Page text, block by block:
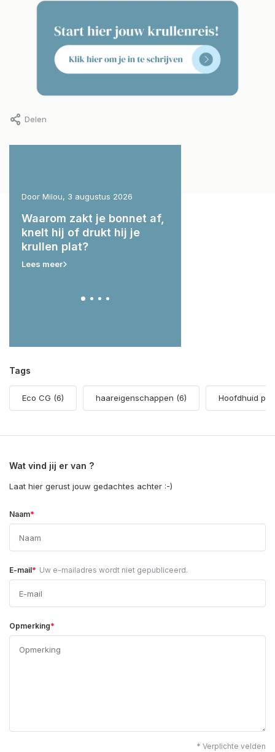
Delen
Door Milou, 3 augustus 2026
Waarom zakt je bonnet af,
knelt hij of drukt hij je
krullen plat?
Lees meer
Tags
Eco CG (6) haareigenschappen (6) Hoofdhuid
Wat vind jij er van ?
Laat hier gerust jouw gedachtes achter :-)
Naam*
E-mail* Uw e-mailadres wordt niet gepubliceerd.
Opmerking*
* Verplichte velden